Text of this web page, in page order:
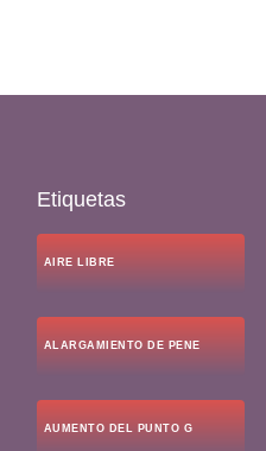
Etiquetas
AIRE LIBRE
ALARGAMIENTO DE PENE
AUMENTO DEL PUNTO G